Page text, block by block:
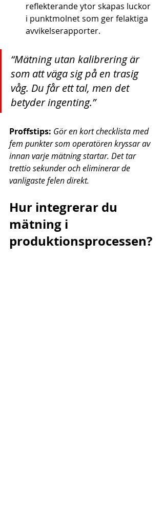
reflekterande ytor skapas luckor
i punktmolnet som ger felaktiga
avvikelserapporter.
“Mätning utan kalibrering är
som att väga sig på en trasig
våg. Du får ett tal, men det
betyder ingenting.”
Proffstips: Gör en kort checklista med
fem punkter som operatören kryssar av
innan varje mätning startar. Det tar
trettio sekunder och eliminerar de
vanligaste felen direkt.
Hur integrerar du
mätning i
produktionsprocessen?